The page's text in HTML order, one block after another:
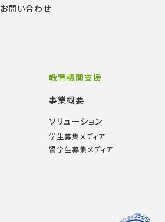
お問い合わせ
教育機関支援
事業概要
ソリューション
学生募集メディア
留学生募集メディア